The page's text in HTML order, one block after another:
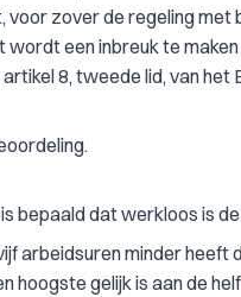
voor zover de regeling
een inbreuk te
8, tweede lid, van
bepaald dat werkloos is
arbeidsuren minder
hoogste gelijk is aan de